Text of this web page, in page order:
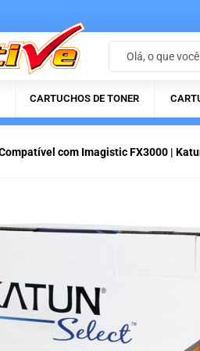
CARTUCHOS DE TONER
com Imagistic FX3000 |